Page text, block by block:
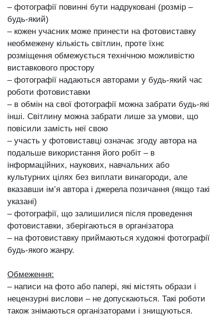
‒ фотографії повинні бути надруковані (розмір ‒
будь-який)
‒ кожен учасник може принести на фотовиставку
необмежену кількість світлин, проте їхнє
розміщення обмежується технічною можливістю
виставкового простору
‒ фотографії надаються авторами у будь-який час
роботи фотовиставки
‒ в обмін на свої фотографії можна забрати будь-які
інші. Світлину можна забрати лише за умови, що
повісили замість неї свою
‒ участь у фотовиставці означає згоду автора на
подальше використання його робіт ‒ в
інформаційних, наукових, навчальних або
культурних цілях без виплати винагороди, але
вказавши ім’я автора і джерела позичання (якщо такі
указані)
‒ фотографії, що залишилися після проведення
фотовиставки, зберігаються в організатора
‒ на фотовиставку приймаються художні фотографії
будь-якого жанру.
Обмеження:
‒ написи на фото або папері, які містять образи і
нецензурні вислови – не допускаються. Такі роботи
також знімаються організаторами і знищуються.